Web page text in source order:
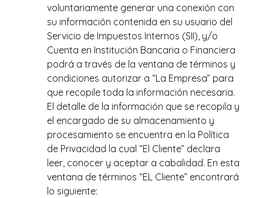
voluntariamente generar una conexión con
su información contenida en su usuario del
Servicio de Impuestos Internos (SII), y/o
Cuenta en Institución Bancaria o Financiera
podrá a través de la ventana de términos y
condiciones autorizar a “La Empresa” para
que recopile toda la información necesaria.
El detalle de la información que se recopila y
el encargado de su almacenamiento y
procesamiento se encuentra en la Política
de Privacidad la cual “El Cliente” declara
leer, conocer y aceptar a cabalidad. En esta
ventana de términos “EL Cliente” encontrará
lo siguiente: